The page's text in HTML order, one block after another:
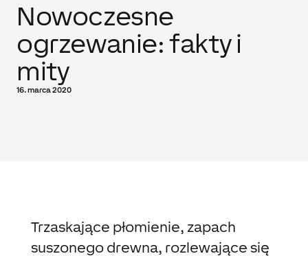
Nowoczesne
ogrzewanie: fakty i
mity
16. marca 2020
Trzaskające płomienie, zapach
suszonego drewna, rozlewające się